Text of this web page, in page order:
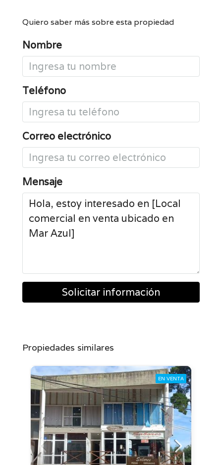
Quiero saber más sobre esta propiedad
Nombre
Teléfono
Correo electrónico
Mensaje
Solicitar información
Propiedades similares
EN VENTA